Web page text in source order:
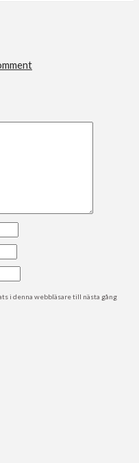
i denna webbläsare till nästa gång